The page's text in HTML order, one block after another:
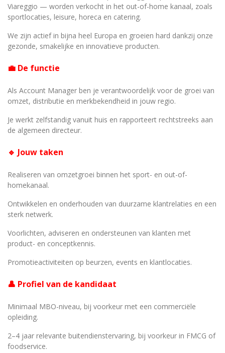
Viareggio — worden verkocht in het out-of-home kanaal, zoals
sportlocaties, leisure, horeca en catering.
We zijn actief in bijna heel Europa en groeien hard dankzij onze
gezonde, smakelijke en innovatieve producten.
💼 De functie
Als Account Manager ben je verantwoordelijk voor de groei van
omzet, distributie en merkbekendheid in jouw regio.
Je werkt zelfstandig vanuit huis en rapporteert rechtstreeks aan
de algemeen directeur.
🔹 Jouw taken
Realiseren van omzetgroei binnen het sport- en out-of-
homekanaal.
Ontwikkelen en onderhouden van duurzame klantrelaties en een
sterk netwerk.
Voorlichten, adviseren en ondersteunen van klanten met
product- en conceptkennis.
Promotieactiviteiten op beurzen, events en klantlocaties.
👤 Profiel van de kandidaat
Minimaal MBO-niveau, bij voorkeur met een commerciële
opleiding.
2–4 jaar relevante buitendienstervaring, bij voorkeur in FMCG of
foodservice.